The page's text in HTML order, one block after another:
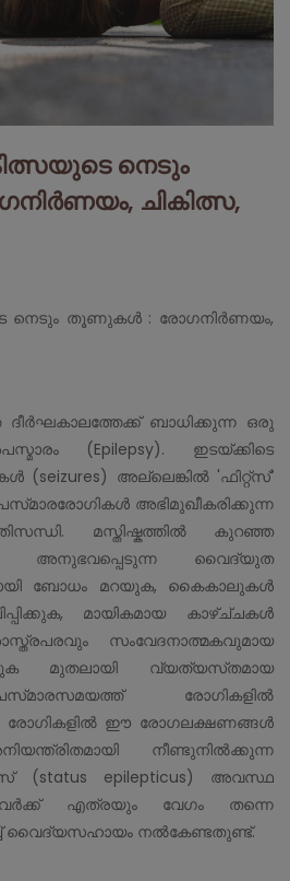
നെടും
ചികിത്സ,
നെടും തൂണുകൾ : രോഗനിർണയം,
ബാധിക്കുന്ന ഒരു
(Epilepsy). ഇടയ്ക്കിടെ
(seizures) അല്ലെങ്കിൽ 'ഫിറ്റ്‌സ്'
അഭിമുഖീകരിക്കുന്ന
മസ്തിഷ്കത്തിൽ കുറഞ്ഞ
അനുഭവപ്പെടുന്ന വൈദ്യുത
ബോധം മറയുക, കൈകാലുകൾ
മായികമായ കാഴ്ച്‌ചകൾ
സംവേദനാത്മകവുമായ
മുതലായി വ്യത്യസ്‌തമായ
രോഗികളിൽ
രോഗികളിൽ ഈ രോഗലക്ഷണങ്ങൾ
നീണ്ടുനിൽക്കുന്ന
(status epilepticus) അവസ്ഥ
എത്രയും വേഗം തന്നെ
വൈദ്യസഹായം നൽകേണ്ടതുണ്ട്.